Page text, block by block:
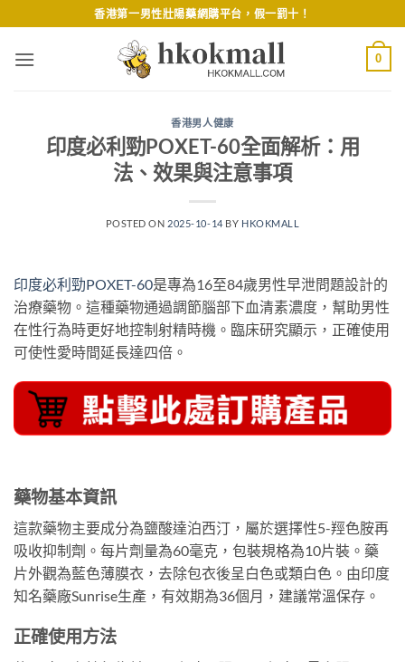
to
content
香港第一男性壯陽藥網購平台，假一罰十！
0
香港男人健康
印度必利勁POXET-60全面解析：用
法、效果與注意事項
POSTED ON 2025-10-14 BY HKOKMALL
印度必利勁POXET-60是專為16至84歲男性早泄問題設計的
治療藥物。這種藥物通過調節腦部下血清素濃度，幫助男性
在性行為時更好地控制射精時機。臨床研究顯示，正確使用
可使性愛時間延長達四倍。
藥物基本資訊
這款藥物主要成分為鹽酸達泊西汀，屬於選擇性5-羥色胺再
吸收抑制劑。每片劑量為60毫克，包裝規格為10片裝。藥
片外觀為藍色薄膜衣，去除包衣後呈白色或類白色。由印度
知名藥廠Sunrise生產，有效期為36個月，建議常溫保存。
正確使用方法